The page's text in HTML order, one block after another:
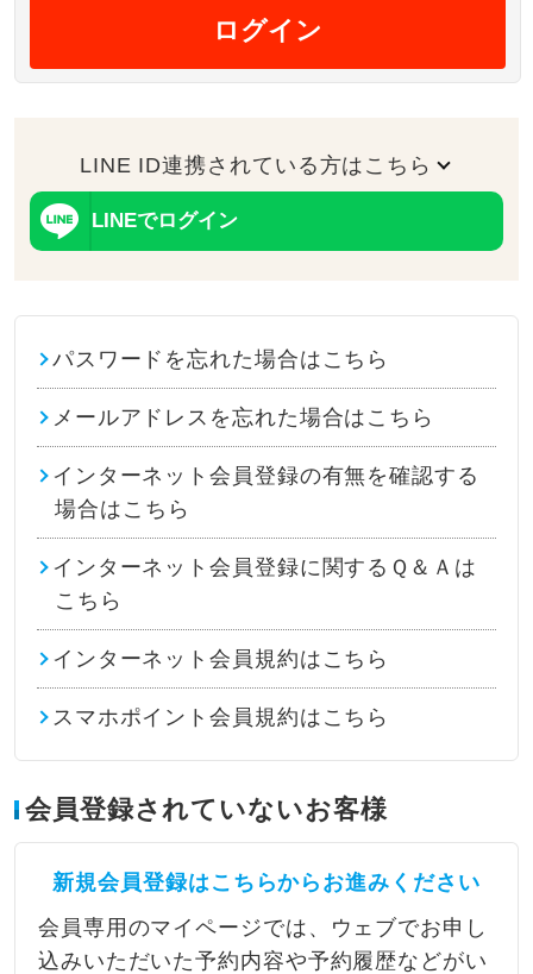
ログイン
LINE ID連携されている方はこちら
LINEでログイン
パスワードを忘れた場合はこちら
メールアドレスを忘れた場合はこちら
インターネット会員登録の有無を確認する
場合はこちら
インターネット会員登録に関するＱ＆Ａは
こちら
インターネット会員規約はこちら
スマホポイント会員規約はこちら
会員登録されていないお客様
新規会員登録はこちらからお進みください
会員専用のマイページでは、ウェブでお申し
込みいただいた予約内容や予約履歴などがい